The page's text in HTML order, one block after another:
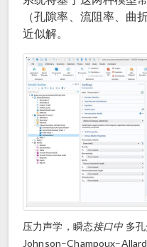
（孔隙率、流阻率、曲
近似解。
压力声学，瞬态接口中 多